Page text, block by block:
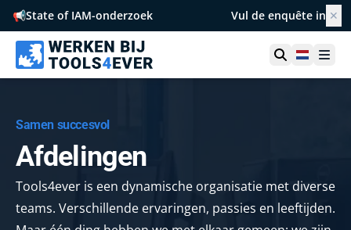
📢State of IAM-onderzoek Vul de enquête in ✕
Samen succesvol
Afdelingen
Tools4ever is een dynamische organisatie met diverse
teams. Verschillende ervaringen, passies en leeftijden.